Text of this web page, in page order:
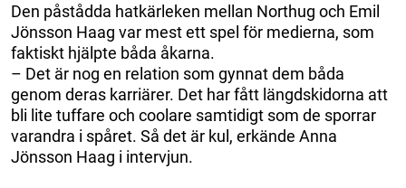
Den påstådda hatkärleken mellan Northug och Emil
Jönsson Haag var mest ett spel för medierna, som
faktiskt hjälpte båda åkarna.
– Det är nog en relation som gynnat dem båda
genom deras karriärer. Det har fått längdskidorna att
bli lite tuffare och coolare samtidigt som de sporrar
varandra i spåret. Så det är kul, erkände Anna
Jönsson Haag i intervjun.